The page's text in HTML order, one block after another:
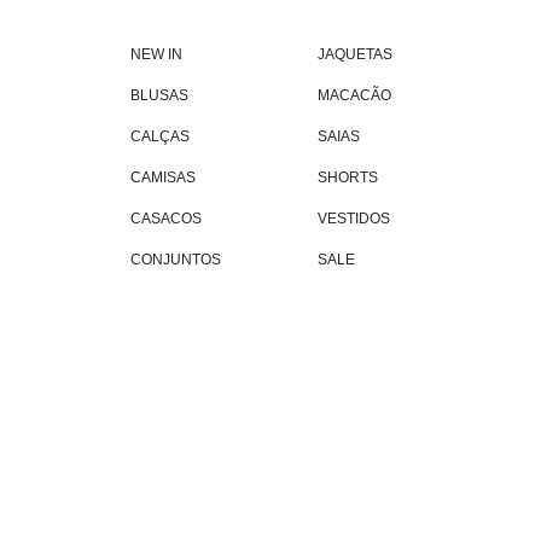
NEW IN
BLUSAS
CALÇAS
CAMISAS
CASACOS
CONJUNTOS
JAQUETAS
MACACÃO
SAIAS
SHORTS
VESTIDOS
SALE